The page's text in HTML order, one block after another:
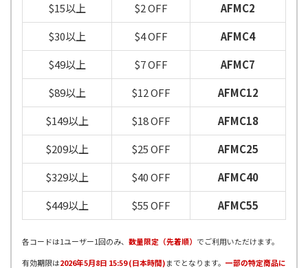
$15以上
$2 OFF
AFMC2
$30以上
$4 OFF
AFMC4
$49以上
$7 OFF
AFMC7
$89以上
$12 OFF
AFMC12
$149以上
$18 OFF
AFMC18
$209以上
$25 OFF
AFMC25
$329以上
$40 OFF
AFMC40
$449以上
$55 OFF AFMC55
各コードは1ユーザー1回のみ、 数量限定（先着順） でご利用いただけます。
有効期限は2026年5月8日 15:59 (日本時間)までとなります。 一部の特定商品に